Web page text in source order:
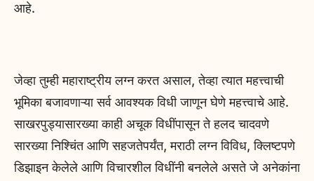
आहे.
जेव्हा तुम्ही महाराष्ट्रीय लग्न करत असाल, तेव्हा त्यात महत्त्वाची
भूमिका बजावणाऱ्या सर्व आवश्यक विधी जाणून घेणे महत्त्वाचे आहे.
साखरपुड्यासारख्या काही अचूक विधींपासून ते हलद चादवणे
सारख्या निश्चिंत आणि सहजतेपर्यंत, मराठी लग्न विविध, क्लिष्टपणे
डिझाइन केलेले आणि विचारशील विधींनी बनलेले असते जे अनेकांना